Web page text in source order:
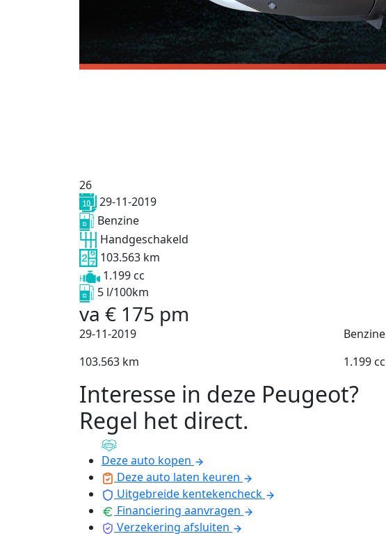
26
29-11-2019
Benzine
Handgeschakeld
103.563 km
1.199 cc
5 l/100km
va € 175 pm
29-11-2019 Benzine
103.563 km
1.199 cc
Interesse in deze Peugeot?
Regel het direct.
Deze auto kopen
Deze auto laten keuren
Uitgebreide kentekencheck
Financiering aanvragen
Verzekering afsluiten